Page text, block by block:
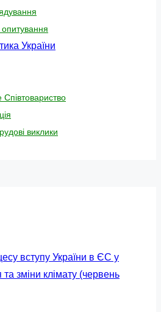
опитування
України
Співтовариство
виклики
вступу України в ЄС у
та зміни клімату (червень